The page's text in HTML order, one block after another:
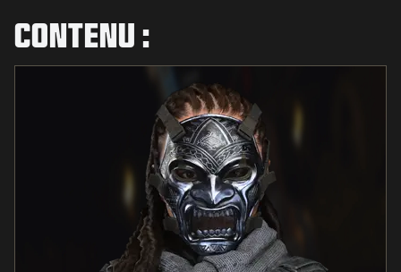
CONTENU :